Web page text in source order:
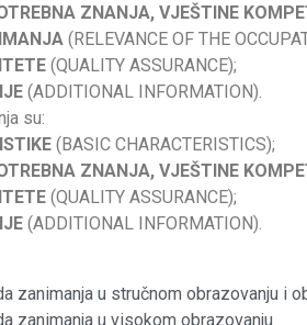
ZNANJA, VJEŠTINE
(RELEVANCE OF THE
(QUALITY ASSURANCE);
(ADDITIONAL INFORMATION).
su:
(BASIC CHARACTERISTICS);
ZNANJA, VJEŠTINE
(QUALITY ASSURANCE);
(ADDITIONAL INFORMATION).
zanimanja u stručnom obrazovanju i
zanimanja u visokom obrazovanju